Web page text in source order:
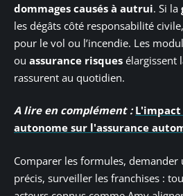
dommages causés à autrui. Si la
les dégâts côté responsabilité
pour le vol ou l’incendie. Les
ou assurance risques élargissent
rassurent au quotidien.
A lire en complément :
autonome sur l'assurance
Comparer les formules, demander
précis, surveiller les franchises :